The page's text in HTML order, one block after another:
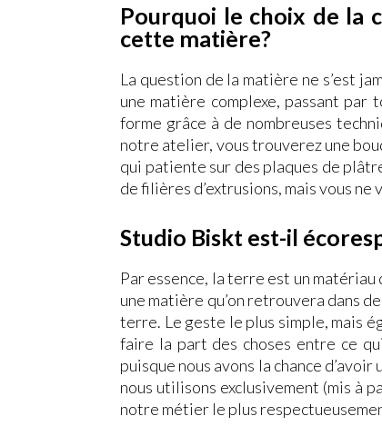
Pourquoi le choix de la
cette matière?
La question de la matière ne s’est
une matière complexe, passant
forme grâce à de nombreuses
notre atelier, vous trouverez une
qui patiente sur des plaques de
de filières d’extrusions, mais vous
Studio Biskt est-il
Par essence, la terre est un
une matière qu’on retrouvera dans
terre. Le geste le plus simple, mais
faire la part des choses entre ce
puisque nous avons la chance
nous utilisons exclusivement (mis à
notre métier le plus